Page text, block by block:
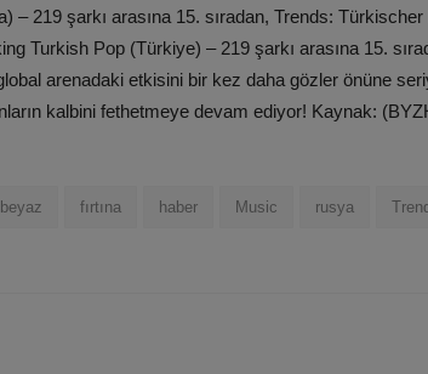
– 219 şarkı arasına 15. sıradan, Trends:
Turkish Pop (Türkiye) – 219 şarkı arasına 15.
arenadaki etkisini bir kez daha gözler önüne
kalbini fethetmeye devam ediyor! Kaynak:
beyaz fırtına haber Music rusya